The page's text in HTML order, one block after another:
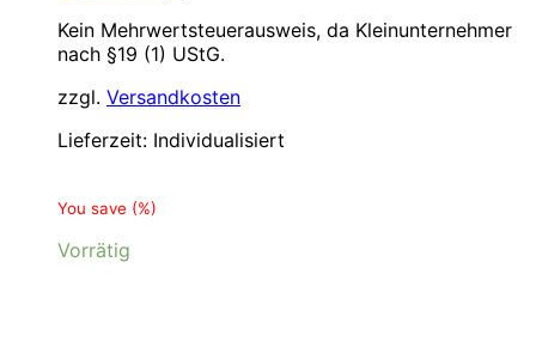
Kein Mehrwertsteuerausweis, da Kleinunternehmer
nach §19 (1) UStG.
zzgl. Versandkosten
Lieferzeit: Individualisiert
You save (%)
Vorrätig